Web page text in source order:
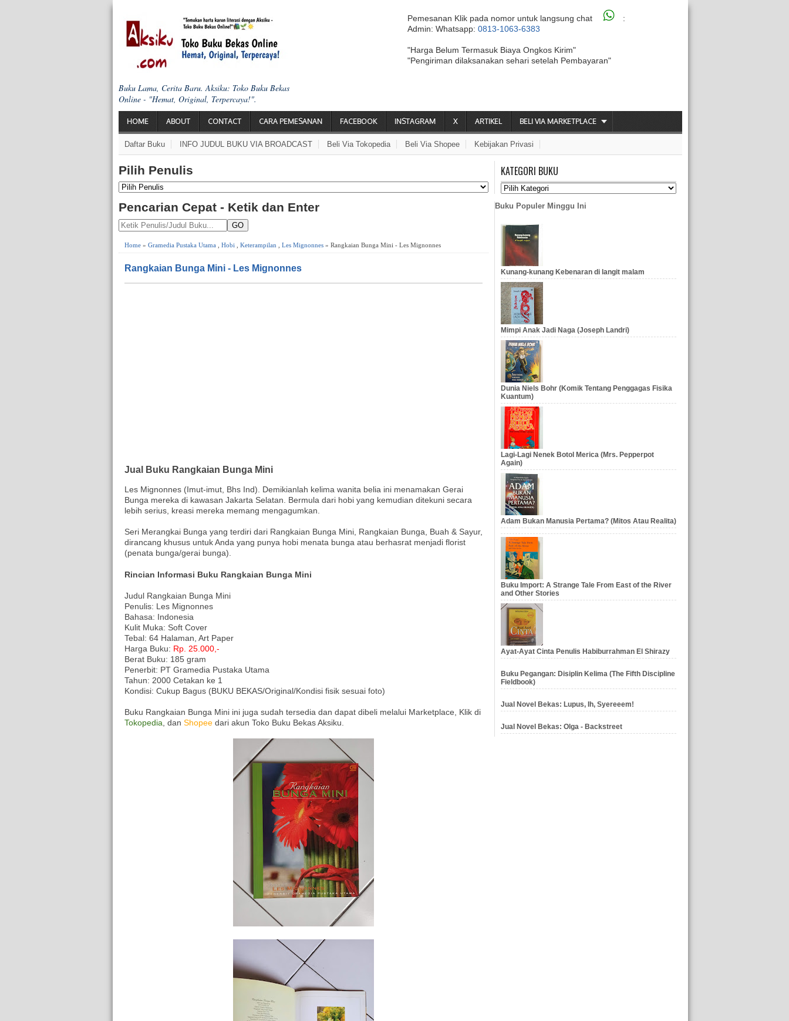
Buku Lama, Cerita Baru. Aksiku: Toko Buku Bekas
Online - "Hemat, Original, Terpercaya!".
Pemesanan Klik pada nomor untuk langsung chat
:
Admin: Whatsapp: 0813-1063-6383
"Harga Belum Termasuk Biaya Ongkos Kirim"
"Pengiriman dilaksanakan sehari setelah Pembayaran"
HOME ABOUT CONTACT CARA PEMESANAN FACEBOOK INSTAGRAM X ARTIKEL BELI VIA MARKETPLACE
Daftar Buku INFO JUDUL BUKU VIA BROADCAST Beli Via Tokopedia Beli Via Shopee Kebijakan Privasi
Pilih Penulis
Pencarian Cepat - Ketik dan Enter
GO
Home » Gramedia Pustaka Utama Hobi Keterampilan Les Mignonnes » Rangkaian Bunga Mini - Les Mignonnes
Rangkaian Bunga Mini - Les Mignonnes
Jual Buku Rangkaian Bunga Mini
Les Mignonnes (Imut-imut, Bhs Ind). Demikianlah kelima wanita belia ini menamakan Gerai
Bunga mereka di kawasan Jakarta Selatan. Bermula dari hobi yang kemudian ditekuni secara
lebih serius, kreasi mereka memang mengagumkan.
Seri Merangkai Bunga yang terdiri dari Rangkaian Bunga Mini, Rangkaian Bunga, Buah & Sayur,
dirancang khusus untuk Anda yang punya hobi menata bunga atau berhasrat menjadi florist
(penata bunga/gerai bunga).
Rincian Informasi Buku Rangkaian Bunga Mini
Judul Rangkaian Bunga Mini
Penulis: Les Mignonnes
Bahasa: Indonesia
Kulit Muka: Soft Cover
Tebal: 64 Halaman, Art Paper
Harga Buku: Rp. 25.000,-
Berat Buku: 185 gram
Penerbit: PT Gramedia Pustaka Utama
Tahun: 2000 Cetakan ke 1
Kondisi: Cukup Bagus (BUKU BEKAS/Original/Kondisi fisik sesuai foto)
Buku Rangkaian Bunga Mini ini juga sudah tersedia dan dapat dibeli melalui Marketplace, Klik di
Tokopedia, dan Shopee dari akun Toko Buku Bekas Aksiku.
KATEGORI BUKU
Buku Populer Minggu Ini
Kunang-kunang Kebenaran di langit malam
Mimpi Anak Jadi Naga (Joseph Landri)
Dunia Niels Bohr (Komik Tentang Penggagas Fisika
Kuantum)
Lagi-Lagi Nenek Botol Merica (Mrs. Pepperpot
Again)
Adam Bukan Manusia Pertama? (Mitos Atau Realita)
Buku Import: A Strange Tale From East of the River
and Other Stories
Ayat-Ayat Cinta Penulis Habiburrahman El Shirazy
Buku Pegangan: Disiplin Kelima (The Fifth Discipline
Fieldbook)
Jual Novel Bekas: Lupus, Ih, Syereeem!
Jual Novel Bekas: Olga - Backstreet